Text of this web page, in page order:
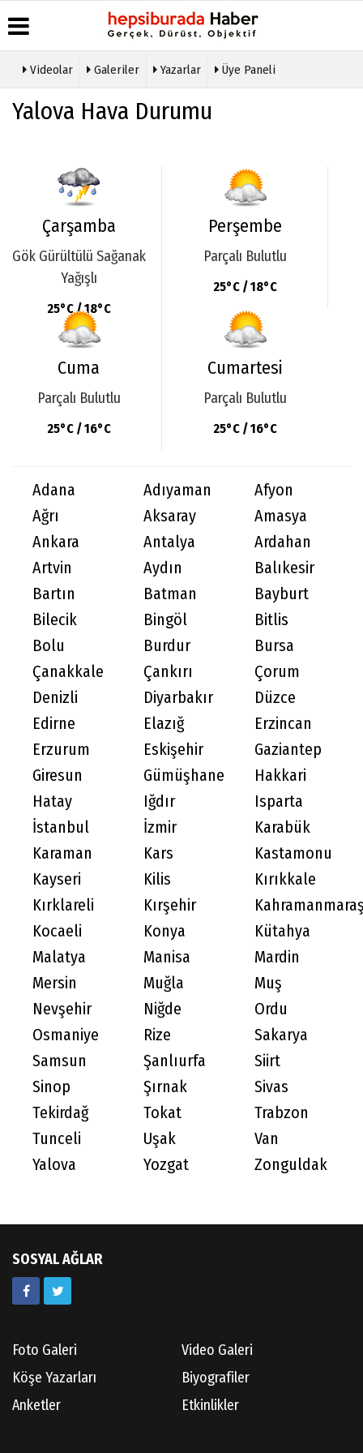
Haber
Arşivi
Günün
Haberleri
Durumu
Yazarları
Galeri
Etkinlikler
Videolar Galeriler Yazarlar Üye Paneli
Yalova Hava Durumu
Çarşamba
Gök Gürültülü Sağanak
Yağışlı
25°C / 18°C
Perşembe
Parçalı Bulutlu
25°C / 18°C
Cuma
Parçalı Bulutlu
25°C / 16°C
Cumartesi
Parçalı Bulutlu
25°C / 16°C
Adana Adıyaman
Afyon
Ağrı
Aksaray
Amasya
Ankara
Antalya
Ardahan
Artvin
Aydın
Balıkesir
Bartın
Batman
Bayburt
Bilecik
Bingöl
Bitlis
Bolu
Burdur
Bursa
Çanakkale
Çankırı
Çorum
Denizli
Diyarbakır
Düzce
Edirne
Elazığ
Erzincan
Erzurum
Eskişehir
Gaziantep
Giresun
Gümüşhane
Hakkari
Hatay
Iğdır
Isparta
İstanbul
İzmir
Karabük
Karaman
Kars
Kastamonu
Kayseri
Kilis
Kırıkkale
Kırklareli
Kırşehir
Kocaeli
Konya
Kütahya
Malatya
Manisa
Mardin
Mersin
Muğla
Muş
Nevşehir
Niğde
Ordu
Osmaniye
Rize
Sakarya
Samsun
Şanlıurfa
Siirt
Sinop
Şırnak
Sivas
Tekirdağ
Tokat
Trabzon
Tunceli
Uşak
Van
Yalova
Yozgat Zonguldak
SOSYAL AĞLAR
Foto Galeri
Video Galeri
Köşe Yazarları
Biyografiler
Anketler
Etkinlikler